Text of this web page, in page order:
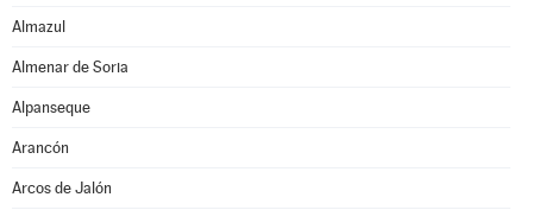
Almazul
Almenar de Soria
Alpanseque
Arancón
Arcos de Jalón